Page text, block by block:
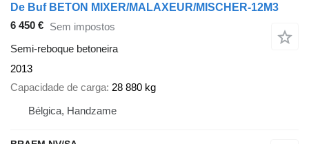
De Buf BETON MIXER/MALAXEUR/MISCHER-12M3
6 450 € Sem impostos
Semi-reboque betoneira
2013
Capacidade de carga 28 880 kg
Bélgica, Handzame